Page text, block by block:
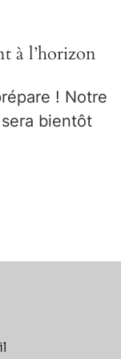
à l’horizon
! Notre
bientôt